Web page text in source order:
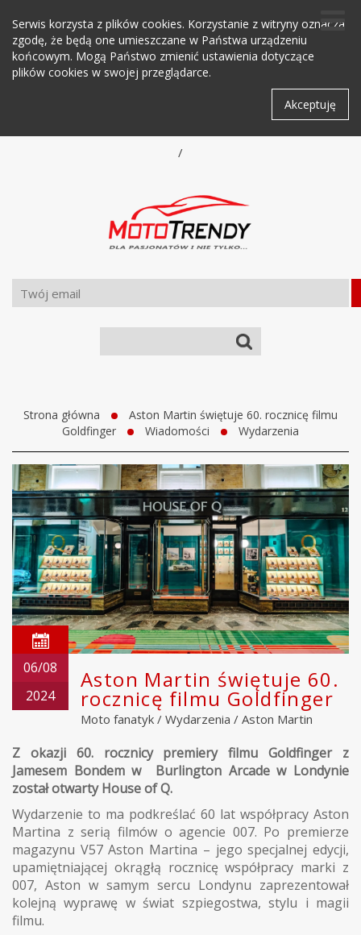
Serwis korzysta z plików cookies. Korzystanie z witryny oznacza
zgodę, że będą one umieszczane w Państwa urządzeniu
końcowym. Mogą Państwo zmienić ustawienia dotyczące
plików cookies w swojej przeglądarce.
Akceptuję
/
Strona główna
Aston Martin świętuje 60. rocznicę filmu
Goldfinger
Wiadomości Wydarzenia
06/08
2024
Aston Martin świętuje 60.
rocznicę filmu Goldfinger
Moto fanatyk / Wydarzenia / Aston Martin
Z okazji 60. rocznicy premiery filmu Goldfinger z
Jamesem Bondem w Burlington Arcade w Londynie
został otwarty House of Q.
Wydarzenie to ma podkreślać 60 lat współpracy Aston
Martina z serią filmów o agencie 007. Po premierze
magazynu V57 Aston Martina – jego specjalnej edycji,
upamiętniającej okrągłą rocznicę współpracy marki z
007, Aston w samym sercu Londynu zaprezentował
kolejną wyprawę w świat szpiegostwa, stylu i magii
filmu.